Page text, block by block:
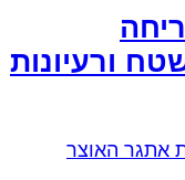
ורעיונות